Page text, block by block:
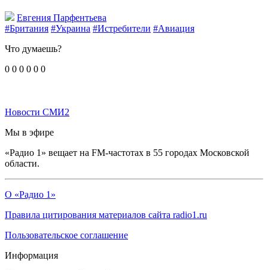
Евгения Парфентьева
#Британия #Украина #Истребители #Авиация
Что думаешь?
0 0 0 0 0 0
Новости СМИ2
Мы в эфире
«Радио 1» вещает на FM-частотах в 55 городах Московской
области.
О «Радио 1»
Правила цитирования материалов сайта radio1.ru
Пользовательское соглашение
Информация